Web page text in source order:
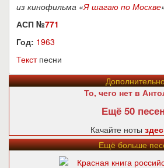
из кинофильма «Я шагаю по Москве
АСП №771
Год: 1963
Текстпесни
То, чего нет в
Ещё 50
Качайте ноты
Ещё больше